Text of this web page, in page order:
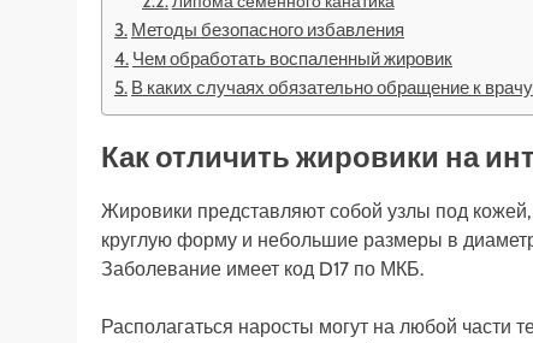
Методы безопасного избавления
Чем обработать воспаленный жировик
В каких случаях обязательно обращение к врачу
Как отличить жировики на
Жировики представляют собой узлы под
круглую форму и небольшие размеры в
Заболевание имеет код D17 по МКБ.
Располагаться наросты могут на любой части